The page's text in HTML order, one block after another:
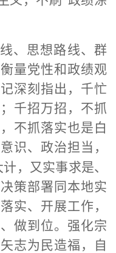
、思想路线、群
量党性和政绩观
深刻指出，千忙
千招万招，不抓
不抓落实也是白
识、政治担当，
，又实事求是、
策部署同本地实
实、开展工作，
做到位。强化宗
志为民造福，自